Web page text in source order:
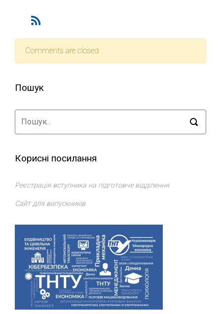
Comments are closed
Пошук
Корисні посилання
Реєстрація вступника на підготовче відділення
Сайт для випускників